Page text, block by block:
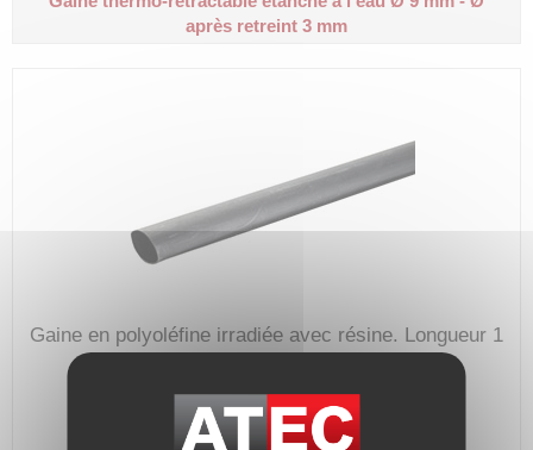
après retreint 3 mm
Gaine en polyoléfine irradiée avec résine. Longueur 1
Code article :609151
Prix : 14,30 € HT